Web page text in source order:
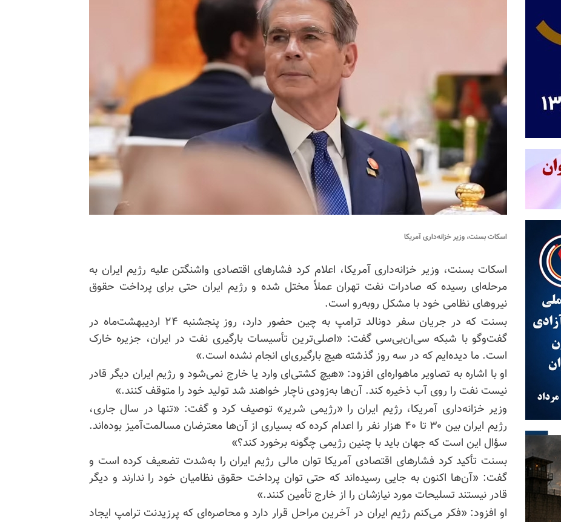
اسکات بسنت، وزیر خزانه‌داری آمریکا
اسکات بسنت، وزیر خزانه‌داری آمریکا، اعلام کرد فشارهای اقتصادی واشنگتن علیه رژیم ایران به
مرحله‌ای رسیده که صادرات نفت تهران عملاً مختل شده و رژیم ایران حتی برای پرداخت حقوق
نیروهای نظامی خود با مشکل روبه‌رو است.
بسنت که در جریان سفر دونالد ترامپ به چین حضور دارد، روز پنجشنبه ۲۴ اردیبهشت‌ماه در
گفت‌وگو با شبکه سی‌ان‌بی‌سی گفت: «اصلی‌ترین تأسیسات بارگیری نفت در ایران، جزیره خارک
است. ما دیده‌ایم که در سه روز گذشته هیچ بارگیری‌ای انجام نشده است.»
او با اشاره به تصاویر ماهواره‌ای افزود: «هیچ کشتی‌ای وارد یا خارج نمی‌شود و رژیم ایران دیگر قادر
نیست نفت را روی آب ذخیره کند. آن‌ها به‌زودی ناچار خواهند شد تولید خود را متوقف کنند.»
وزیر خزانه‌داری آمریکا، رژیم ایران را «رژیمی شریر» توصیف کرد و گفت: «تنها در سال جاری،
رژیم ایران بین ۳۰ تا ۴۰ هزار نفر را اعدام کرده که بسیاری از آن‌ها معترضان مسالمت‌آمیز بوده‌اند.
سؤال این است که جهان باید با چنین رژیمی چگونه برخورد کند؟»
بسنت تأکید کرد فشارهای اقتصادی آمریکا توان مالی رژیم ایران را به‌شدت تضعیف کرده است و
گفت: «آن‌ها اکنون به جایی رسیده‌اند که حتی توان پرداخت حقوق نظامیان خود را ندارند و دیگر
قادر نیستند تسلیحات مورد نیازشان را از خارج تأمین کنند.»
او افزود: «فکر می‌کنم رژیم ایران در آخرین مراحل قرار دارد و محاصره‌ای که پرزیدنت ترامپ ایجاد